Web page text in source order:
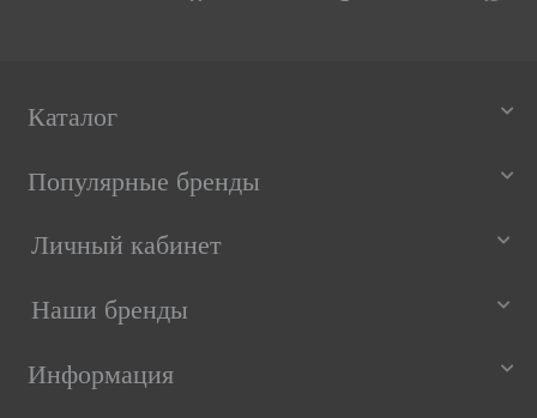
Каталог
Популярные бренды
Личный кабинет
Наши бренды
Информация